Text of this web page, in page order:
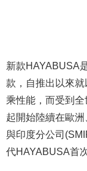
新款HAYABUSA
款，自推出以來
乘性能，而受到
起開始陸續在歐
與印度分公司
代HAYABUSA首